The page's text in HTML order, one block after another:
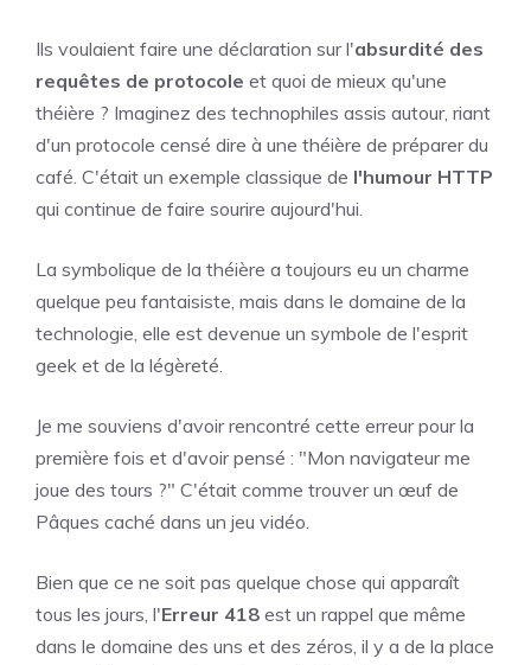
Ils voulaient faire une déclaration sur l'absurdité des
requêtes de protocole et quoi de mieux qu'une
théière ? Imaginez des technophiles assis autour, riant
d'un protocole censé dire à une théière de préparer du
café. C'était un exemple classique de l'humour HTTP
qui continue de faire sourire aujourd'hui.
La symbolique de la théière a toujours eu un charme
quelque peu fantaisiste, mais dans le domaine de la
technologie, elle est devenue un symbole de l'esprit
geek et de la légèreté.
Je me souviens d'avoir rencontré cette erreur pour la
première fois et d'avoir pensé : "Mon navigateur me
joue des tours ?" C'était comme trouver un œuf de
Pâques caché dans un jeu vidéo.
Bien que ce ne soit pas quelque chose qui apparaît
tous les jours, l'Erreur 418 est un rappel que même
dans le domaine des uns et des zéros, il y a de la place